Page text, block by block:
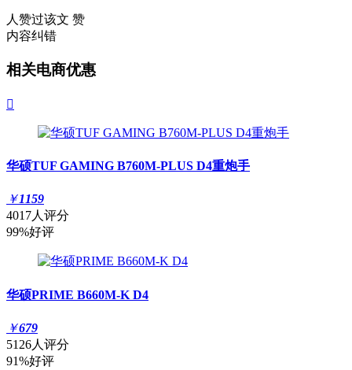
人赞过该文 赞
内容纠错
相关电商优惠

华硕TUF GAMING B760M-PLUS D4重炮手
￥1159
4017人评分
99%好评
华硕PRIME B660M-K D4
￥679
5126人评分
91%好评